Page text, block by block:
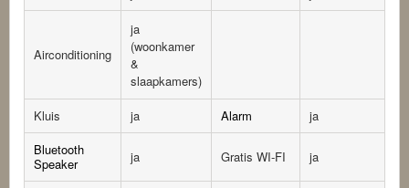
Airconditioning
ja
(woonkamer
&
slaapkamers)
Kluis
ja Alarm
ja
Bluetooth
Speaker
ja Gratis WI-FI ja